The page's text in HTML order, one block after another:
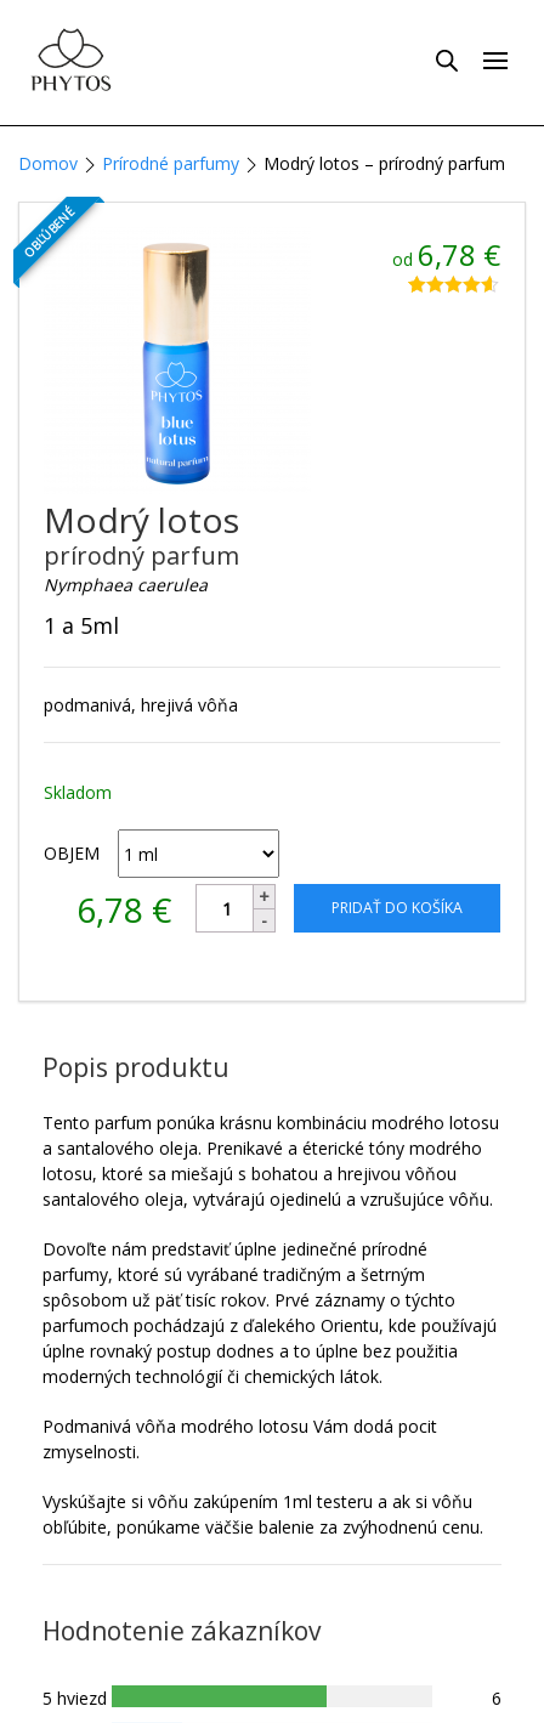
Domov Prírodné parfumy Modrý lotos – prírodný parfum
OBĽÚBENÉ
Modrý lotos
prírodný parfum
Nymphaea caerulea
1 a 5ml
podmanivá, hrejivá vôňa
od 6,78 €
Skladom
OBJEM
6,78 € PRIDAŤ DO KOŠÍKA
Popis produktu
Tento parfum ponúka krásnu kombináciu modrého lotosu
a santalového oleja. Prenikavé a éterické tóny modrého
lotosu, ktoré sa miešajú s bohatou a hrejivou vôňou
santalového oleja, vytvárajú ojedinelú a vzrušujúce vôňu.
Dovoľte nám predstaviť úplne jedinečné prírodné
parfumy, ktoré sú vyrábané tradičným a šetrným
spôsobom už päť tisíc rokov. Prvé záznamy o týchto
parfumoch pochádzajú z ďalekého Orientu, kde používajú
úplne rovnaký postup dodnes a to úplne bez použitia
moderných technológií či chemických látok.
Podmanivá vôňa modrého lotosu Vám dodá pocit
zmyselnosti.
Vyskúšajte si vôňu zakúpením 1ml testeru a ak si vôňu
obľúbite, ponúkame väčšie balenie za zvýhodnenú cenu.
Hodnotenie zákazníkov
5 hviezd
6